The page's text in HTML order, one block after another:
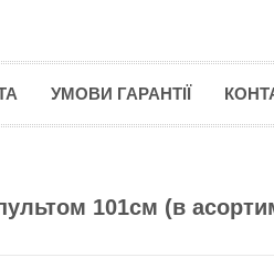
УМОВИ ГАРАНТІЇ
101см (в